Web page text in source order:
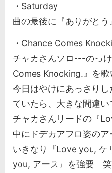
・Saturday
曲の最後に『ありがとう
・Chance Comes
チャカさんソロ---のっ
Comes Knocking.』を歌
今日はやけにあっさり
ていたら、大きな間違
チャカさんリードの『
中にドデカアフロ姿のア
いきなり『Love you, ケ
you, アース』を強要 笑